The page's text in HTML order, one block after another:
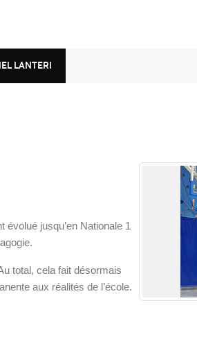
LANTERI
jusqu’en Nationale 1
total, cela fait désormais
aux réalités de l’école.